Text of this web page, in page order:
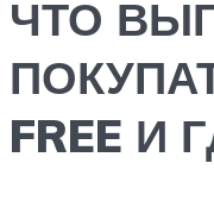
ЧТО
FREE И